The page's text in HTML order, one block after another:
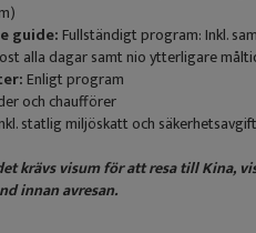
guide:Fullständigt program: Inkl.
alla dagar samt nio ytterligare
Enligt program
och chaufförer
statlig miljöskatt och
krävs visum för att resa till Kina,
innan avresan.